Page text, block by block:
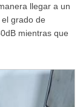
llegar a un
grado de
mientras que